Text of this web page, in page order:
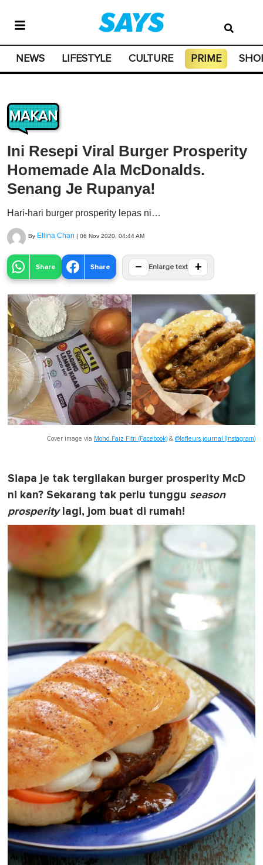
NEWS LIFESTYLE CULTURE PRIME
MAKAN
Ini Resepi Viral Burger Prosperity
Homemade Ala McDonalds.
Senang Je Rupanya!
Hari-hari burger prosperity lepas ni…
By Ellina Chan | 06 Nov 2020, 04:44 AM
Share Share − Enlarge text +
Cover image via Mohd Faiz Fitri (Facebook) & @lafleurs.journal (Instagram)
Siapa je tak tergilakan burger prosperity McD
ni kan? Sekarang tak perlu tunggu season
prosperitylagi, jom buat di rumah!